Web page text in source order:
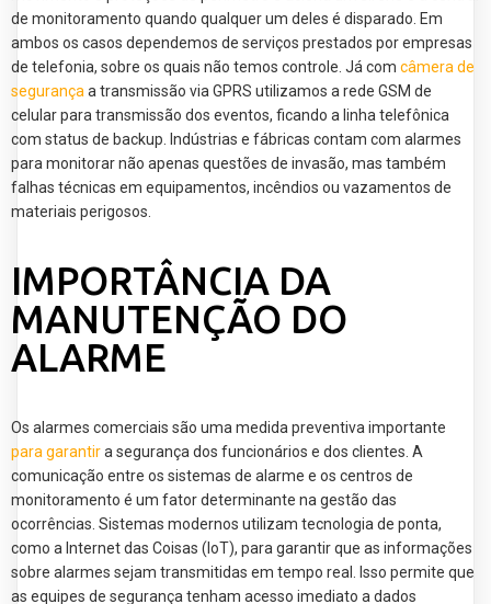
de monitoramento quando qualquer um deles é disparado. Em
ambos os casos dependemos de serviços prestados por empresas
de telefonia, sobre os quais não temos controle. Já com câmera de
segurança a transmissão via GPRS utilizamos a rede GSM de
celular para transmissão dos eventos, ficando a linha telefônica
com status de backup. Indústrias e fábricas contam com alarmes
para monitorar não apenas questões de invasão, mas também
falhas técnicas em equipamentos, incêndios ou vazamentos de
materiais perigosos.
IMPORTÂNCIA DA
MANUTENÇÃO DO
ALARME
Os alarmes comerciais são uma medida preventiva importante
para garantira segurança dos funcionários e dos clientes. A
comunicação entre os sistemas de alarme e os centros de
monitoramento é um fator determinante na gestão das
ocorrências. Sistemas modernos utilizam tecnologia de ponta,
como a Internet das Coisas (IoT), para garantir que as informações
sobre alarmes sejam transmitidas em tempo real. Isso permite que
as equipes de segurança tenham acesso imediato a dados